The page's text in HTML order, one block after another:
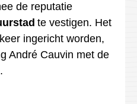
de reputatie
te vestigen. Het
ingericht worden,
André Cauvin met de